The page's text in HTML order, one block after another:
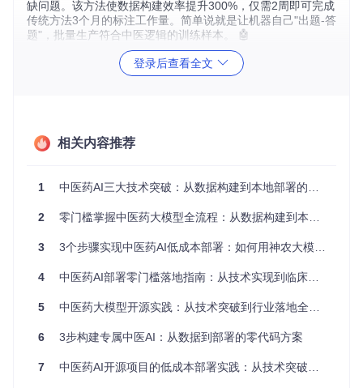
缺问题。该方法使数据构建效率提升300%，仅需2周即可完成
传统方法3个月的标注工作量。简单说就是让机器自己"出题-答
题"，批量生产符合中医逻辑的训练样本。 🤖
创新点二：轻量化微调方案
通过NF4量化技术将模型体积压缩至原始大小的1/4，在消费
这意味着中医诊所的普通电脑也能跑起来专业AI助手。 🚀
3. 技术实现解密
t: 开源神农大模型医学领域应用架构图）
数据层→模型层→应用层的三阶架构
第一步：数据处理流水线
登录后查看全文
相关内容推荐
1 中医药AI三大技术突破：从数据构建到本地部署的零门槛实践指南
2 零门槛掌握中医药大模型全流程：从数据构建到本地部署的开源方案
3 3个步骤实现中医药AI低成本部署：如何用神农大模型打造基层医疗智能助手？
4 中医药AI部署零门槛落地指南：从技术实现到临床价值
5 中医药大模型开源实践：从技术突破到行业落地全指南
6 3步构建专属中医AI：从数据到部署的零代码方案
7 中医药AI开源项目的低成本部署实践：从技术突破到落地应用